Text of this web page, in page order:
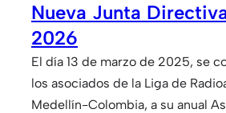
Nueva Junta
2026
El día 13 de marzo de 2025, se
los asociados de la Liga de
Medellín-Colombia, a su anual